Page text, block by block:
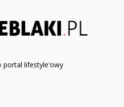
portal lifestyle'owy